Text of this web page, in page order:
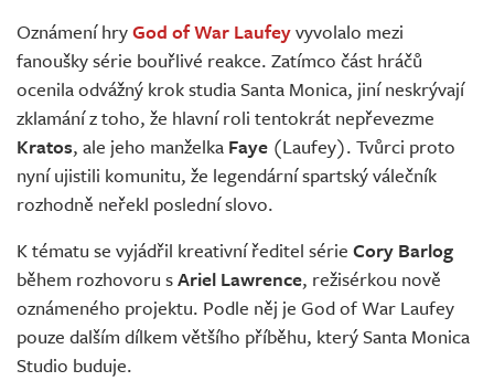
Živě
Oznámení hryGod of War Laufeyvyvolalo mezi
fanoušky série bouřlivé reakce. Zatímco část hráčů
ocenila odvážný krok studia Santa Monica, jiní neskrývají
zklamání z toho, že hlavní roli tentokrát nepřevezme
Kratos, ale jeho manželka Faye (Laufey). Tvůrci proto
nyní ujistili komunitu, že legendární spartský válečník
rozhodně neřekl poslední slovo.
K tématu se vyjádřil kreativní ředitel série Cory Barlog
během rozhovoru sAriel Lawrence, režisérkou nově
oznámeného projektu. Podle něj je God of War Laufey
pouze dalším dílkem většího příběhu, který Santa Monica
Studio buduje.